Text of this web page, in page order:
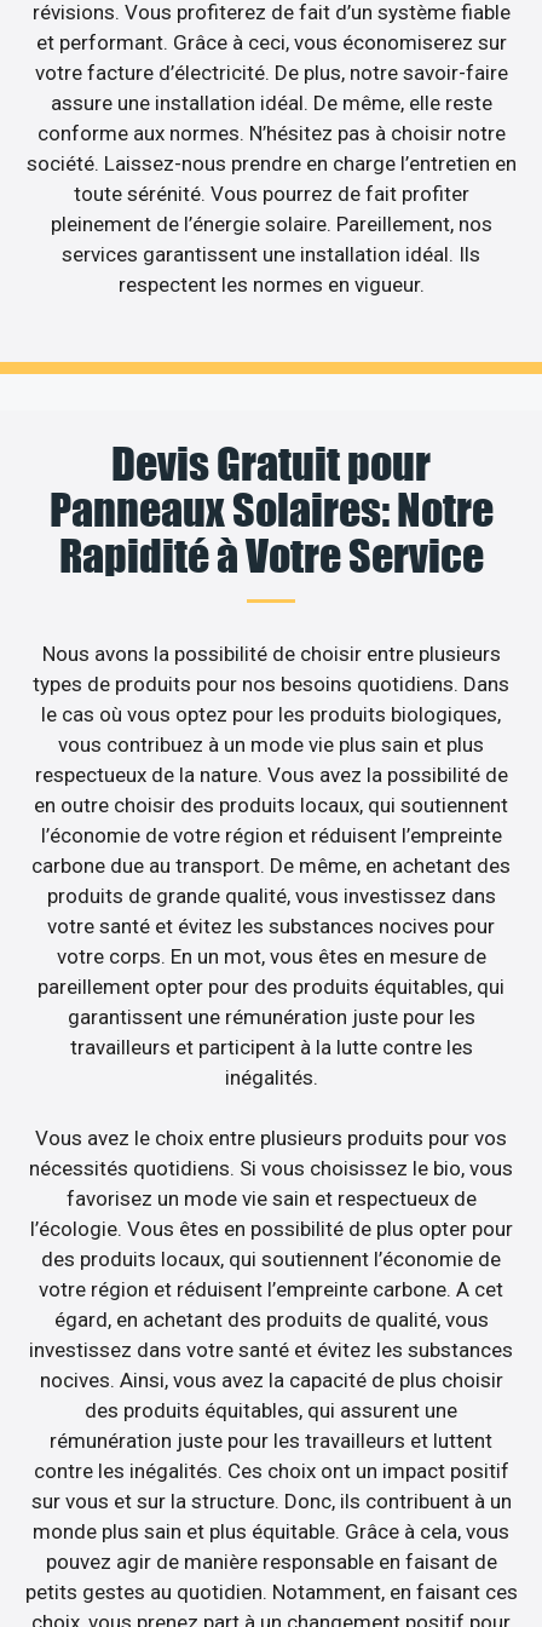
révisions. Vous profiterez de fait d’un système fiable
et performant. Grâce à ceci, vous économiserez sur
votre facture d’électricité. De plus, notre savoir-faire
assure une installation idéal. De même, elle reste
conforme aux normes. N’hésitez pas à choisir notre
société. Laissez-nous prendre en charge l’entretien en
toute sérénité. Vous pourrez de fait profiter
pleinement de l’énergie solaire. Pareillement, nos
services garantissent une installation idéal. Ils
respectent les normes en vigueur.
Devis Gratuit pour
Panneaux Solaires: Notre
Rapidité à Votre Service
Nous avons la possibilité de choisir entre plusieurs
types de produits pour nos besoins quotidiens. Dans
le cas où vous optez pour les produits biologiques,
vous contribuez à un mode vie plus sain et plus
respectueux de la nature. Vous avez la possibilité de
en outre choisir des produits locaux, qui soutiennent
l’économie de votre région et réduisent l’empreinte
carbone due au transport. De même, en achetant des
produits de grande qualité, vous investissez dans
votre santé et évitez les substances nocives pour
votre corps. En un mot, vous êtes en mesure de
pareillement opter pour des produits équitables, qui
garantissent une rémunération juste pour les
travailleurs et participent à la lutte contre les
inégalités.
Vous avez le choix entre plusieurs produits pour vos
nécessités quotidiens. Si vous choisissez le bio, vous
favorisez un mode vie sain et respectueux de
l’écologie. Vous êtes en possibilité de plus opter pour
des produits locaux, qui soutiennent l’économie de
votre région et réduisent l’empreinte carbone. A cet
égard, en achetant des produits de qualité, vous
investissez dans votre santé et évitez les substances
nocives. Ainsi, vous avez la capacité de plus choisir
des produits équitables, qui assurent une
rémunération juste pour les travailleurs et luttent
contre les inégalités. Ces choix ont un impact positif
sur vous et sur la structure. Donc, ils contribuent à un
monde plus sain et plus équitable. Grâce à cela, vous
pouvez agir de manière responsable en faisant de
petits gestes au quotidien. Notamment, en faisant ces